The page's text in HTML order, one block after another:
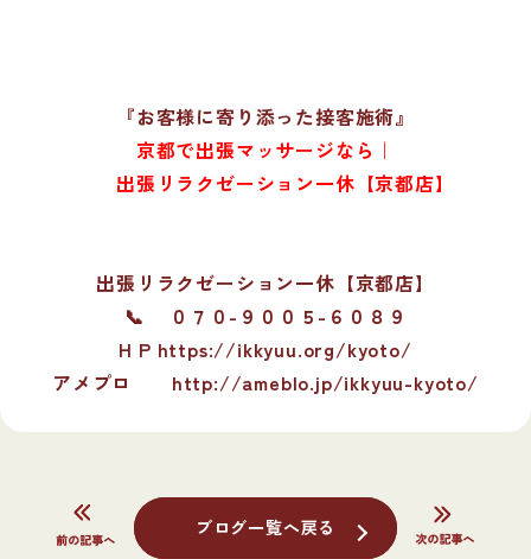
『お客様に寄り添った接客施術』
京都で出張マッサージなら｜
出張リラクゼーション一休【京都店】
出張リラクゼーション一休【京都店】
📞 ０７０-９００５-６０８９
H P https://ikkyuu.org/kyoto/
アメプロ http://ameblo.jp/ikkyuu-kyoto/
ブログ一覧へ戻る